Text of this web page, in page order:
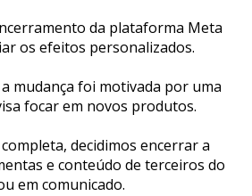
da plataforma Meta
os efeitos personalizados.
mudança foi motivada por uma
focar em novos produtos.
decidimos encerrar a
e conteúdo de terceiros do
em comunicado.